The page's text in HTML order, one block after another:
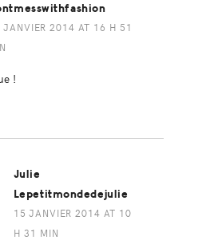
JANVIER 2014 AT 16 H 51
!
Julie
Lepetitmondedejulie
15 JANVIER 2014 AT 10
H 31 MIN